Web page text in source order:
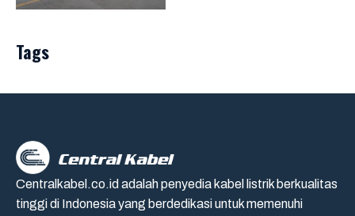
Tags
Centralkabel.co.id adalah penyedia kabel listrik berkualitas
tinggi di Indonesia yang berdedikasi untuk memenuhi